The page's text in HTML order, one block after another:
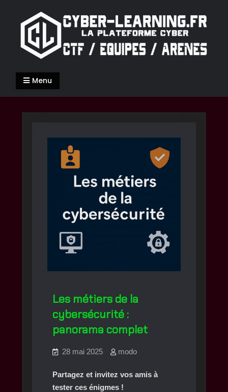
Cyber-Learning.fr
La Cyber-Sécurité de façon ludique
Menu
Les métiers de la
cybersécurité :
panorama complet
28 mai 2025 modo
Partagez et invitez vos amis à
tester ces énigmes !